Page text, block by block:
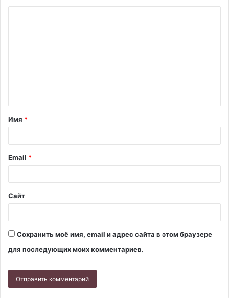
Имя *
Email *
Сайт
Сохранить моё имя, email и адрес сайта в этом браузере
для последующих моих комментариев.